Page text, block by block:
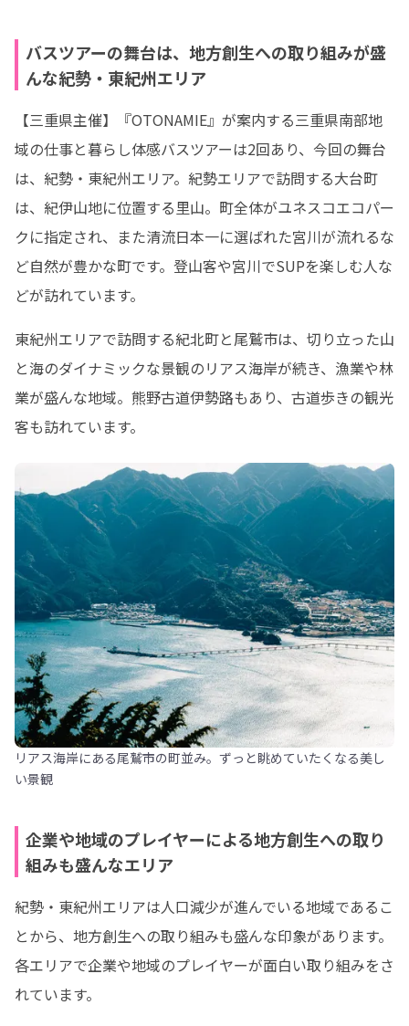
バスツアーの舞台は、地方創生への取り組みが盛
んな紀勢・東紀州エリア
【三重県主催】『OTONAMIE』が案内する三重県南部地
域の仕事と暮らし体感バスツアーは2回あり、今回の舞台
は、紀勢・東紀州エリア。紀勢エリアで訪問する大台町
は、紀伊山地に位置する里山。町全体がユネスコエコパー
クに指定され、また清流日本一に選ばれた宮川が流れるな
ど自然が豊かな町です。登山客や宮川でSUPを楽しむ人な
どが訪れています。
東紀州エリアで訪問する紀北町と尾鷲市は、切り立った山
と海のダイナミックな景観のリアス海岸が続き、漁業や林
業が盛んな地域。熊野古道伊勢路もあり、古道歩きの観光
客も訪れています。
リアス海岸にある尾鷲市の町並み。ずっと眺めていたくなる美し
い景観
企業や地域のプレイヤーによる地方創生への取り
組みも盛んなエリア
紀勢・東紀州エリアは人口減少が進んでいる地域であるこ
とから、地方創生への取り組みも盛んな印象があります。
各エリアで企業や地域のプレイヤーが面白い取り組みをさ
れています。